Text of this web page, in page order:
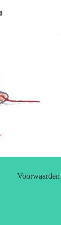
Voorwaarden